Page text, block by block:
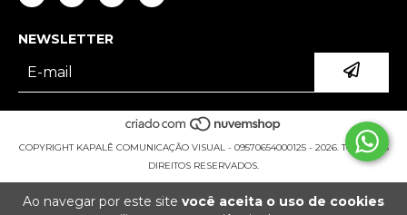
Ao navegar por este site você aceita o uso de cookies
NEWSLETTER
COPYRIGHT KAPALÊ COMUNICAÇÃO VISUAL - 09570654000125 - 2026. TODOS OS
DIREITOS RESERVADOS.